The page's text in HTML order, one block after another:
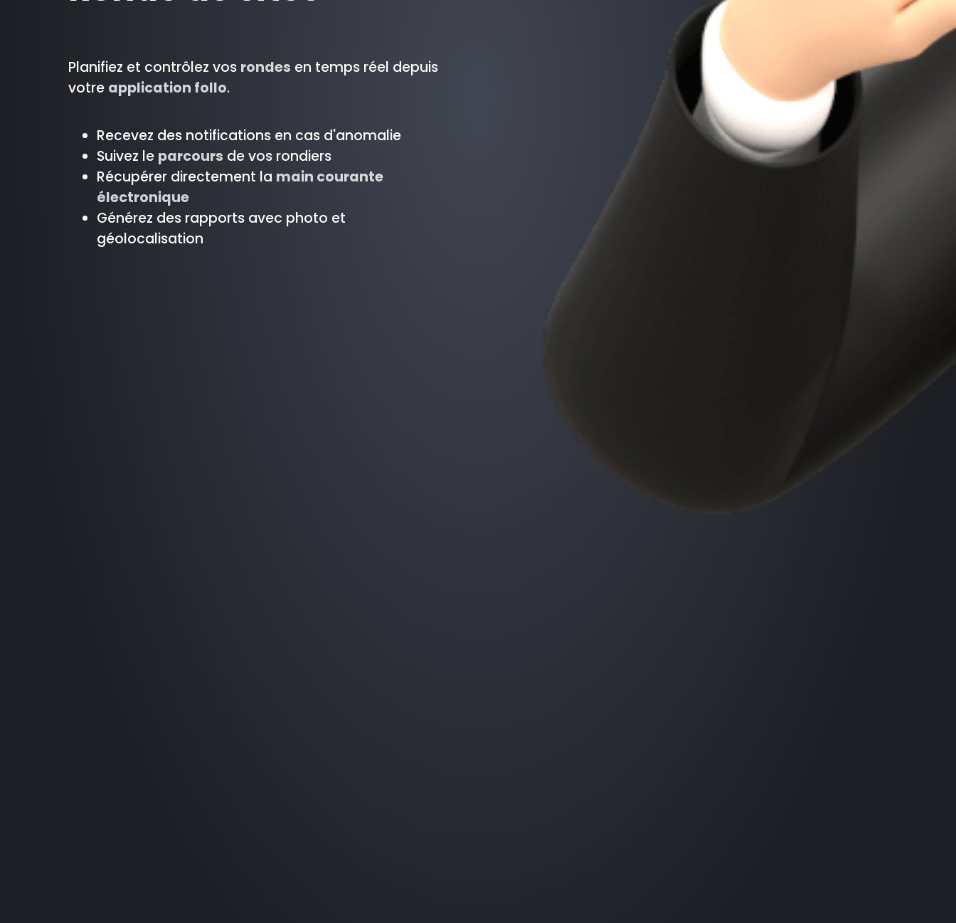
Planifiez et contrôlez vos rondes en temps réel depuis
votre application follo.
Recevez des notifications en cas d'anomalie
Suivez le parcours de vos rondiers
Récupérer directement la main courante
électronique
Générez des rapports avec photo et
géolocalisation